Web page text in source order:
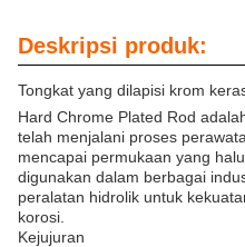
Deskripsi produk:
Tongkat yang dilapisi krom
Hard Chrome Plated Rod
telah menjalani proses
mencapai permukaan yang
digunakan dalam berbagai
peralatan hidrolik untuk
korosi.
Kejujuran